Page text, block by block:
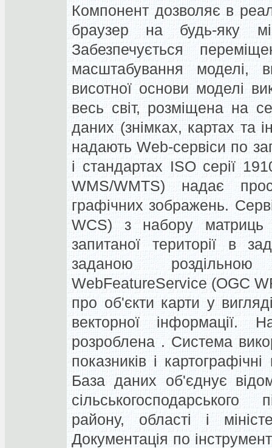
Компонент дозволяє в
браузер на будь-яку
Забезпечується
масштабування моделі,
висотної основи моделі
весь світ, розміщена на
даних (знімках, картах та
надають Web-сервіси по
і стандартах ISO серії
WMS/WMTS) надає
графічних зображень.
WCS) з набору матриць
запитаної території в
заданою
WebFeatureService (OGC
про об'єкти карти у
векторної
розроблена . Система
показників і
База даних об'єднує
сільськогосподарського
району, області і
Документація по